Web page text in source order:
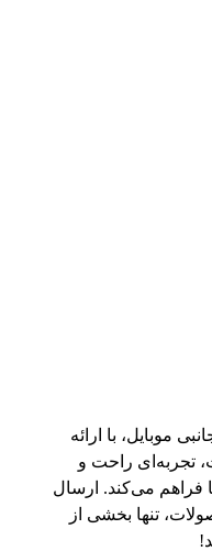
با ارائه
راحت و
می‌کند. ارسال
تنها بخشی از